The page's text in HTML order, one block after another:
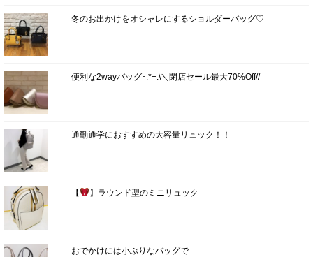
冬のお出かけをオシャレにするショルダーバッグ♡
便利な2wayバッグ･:*+.\＼閉店セール最大70%Off//
通勤通学におすすめの大容量リュック！！
【 】ラウンド型のミニリュック
おでかけには小ぶりなバッグで